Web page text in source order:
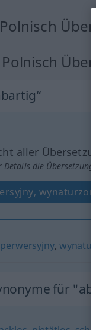
aller
Details die
wynaturzony
perwersyjny,
für